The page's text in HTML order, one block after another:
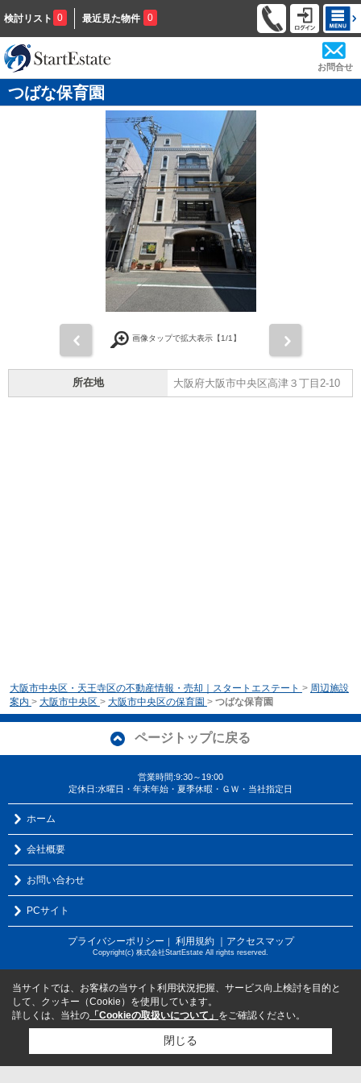
検討リスト 0 最近見た物件 0
お問合せ
つばな保育園
画像タップで拡大表示【1/1】
所在地 大阪府大阪市中央区高津３丁目2-10
大阪市中央区・天王寺区の不動産情報・売却｜スタートエステート > 周辺施設
案内 > 大阪市中央区 > 大阪市中央区の保育園 > つばな保育園
ページトップに戻る
営業時間:9:30～19:00
定休日:水曜日・年末年始・夏季休暇・ＧＷ・当社指定日
ホーム
会社概要
お問い合わせ
PCサイト
プライバシーポリシー ｜ 利用規約 ｜アクセスマップ
Copyright(c) 株式会社StartEstate All rights reserved.
当サイトでは、お客様の当サイト利用状況把握、サービス向上検討を目的と
して、クッキー（Cookie）を使用しています。
詳しくは、当社の 「Cookieの取扱いについて」 をご確認ください。
閉じる